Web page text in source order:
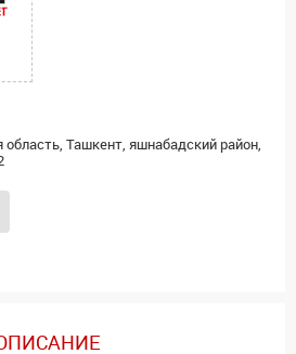
область, Ташкент, яшнабадский район,